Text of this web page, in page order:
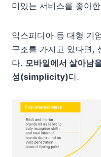
미있는 서비스를 좋아
익스피디아 등 대형 기
구조를 가지고 있다면,
다. 모바일에서 살아남
성(simplicity)다.